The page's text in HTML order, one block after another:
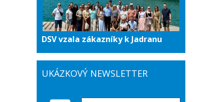
DSV vzala zákazníky k Jadranu
UKÁZKOVÝ NEWSLETTER